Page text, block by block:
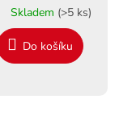
Skladem (>5 ks)
Do košíku